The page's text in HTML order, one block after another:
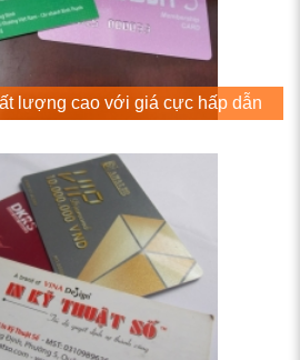
lượng cao với giá cực hấp dẫn